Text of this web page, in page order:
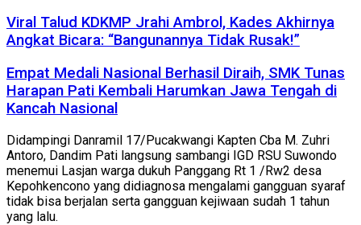
Viral Talud KDKMP Jrahi Ambrol, Kades Akhirnya
Angkat Bicara: “Bangunannya Tidak Rusak!”
Empat Medali Nasional Berhasil Diraih, SMK Tunas
Harapan Pati Kembali Harumkan Jawa Tengah di
Kancah Nasional
Didampingi Danramil 17/Pucakwangi Kapten Cba M. Zuhri
Antoro, Dandim Pati langsung sambangi IGD RSU Suwondo
menemui Lasjan warga dukuh Panggang Rt 1 /Rw2 desa
Kepohkencono yang didiagnosa mengalami gangguan syaraf
tidak bisa berjalan serta gangguan kejiwaan sudah 1 tahun
yang lalu.